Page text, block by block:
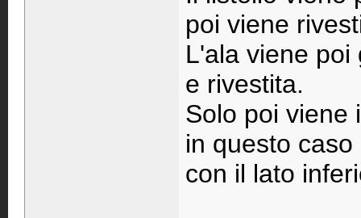
poi viene
L'ala viene
e rivestita.
Solo poi viene
in questo
con il lato